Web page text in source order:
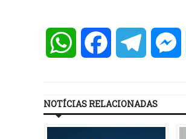
WhatsAppFacebook
NOTÍCIAS RELACIONADAS